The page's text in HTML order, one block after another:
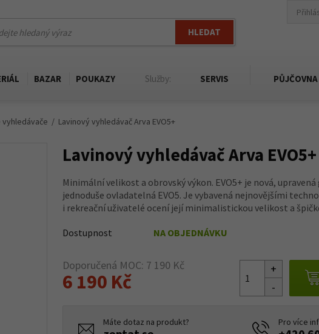
HLEDAT
BAZAR POUKAZY Služby: SERVIS PŮJČOVNA
vyhledávače
Lavinový vyhledávač Arva EVO5+
Lavinový vyhledávač Arva EVO5+
Minimální velikost a obrovský výkon. EVO5+ je nová,
jednoduše ovladatelná EVO5. Je vybavená nejnovějšími
i rekreační uživatelé ocení její minimalistickou velikost a
Dostupnost NA OBJEDNÁVKU
Doporučená MOC: 7 190 Kč
6 190 Kč
Máte dotaz na produkt? Pro více